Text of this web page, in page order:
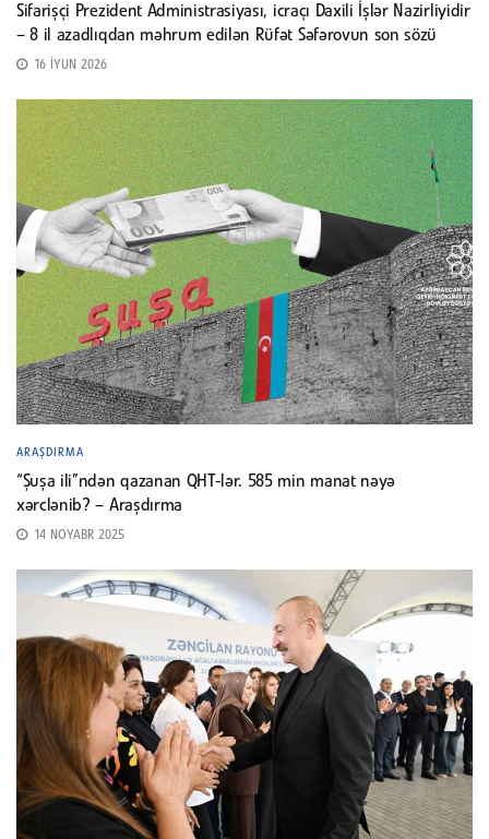
Sifarişçi Prezident Administrasiyası, icraçı Daxili İşlər Nazirliyidir
– 8 il azadlıqdan məhrum edilən Rüfət Səfərovun son sözü
16 İYUN 2026
ARAŞDIRMA
“Şuşa ili”ndən qazanan QHT-lər. 585 min manat nəyə
xərclənib? – Araşdırma
14 NOYABR 2025